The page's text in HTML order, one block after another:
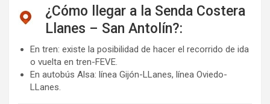
¿Cómo llegar a la Senda Costera
Llanes – San Antolín?:
En tren: existe la posibilidad de hacer el recorrido de ida
o vuelta en tren-FEVE.
En autobús Alsa: línea Gijón-LLanes, línea Oviedo-
LLanes.